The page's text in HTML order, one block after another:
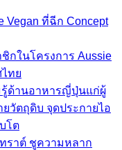
Vegan ที่ฉีก Concept
ชิกในโครงการ Aussie
ไทย
รู้ด้านอาหารญี่ปุ่นแก่ผู้
วัตถุดิบ จุดประกายไอ
โต
ราต์ ชูความหลาก